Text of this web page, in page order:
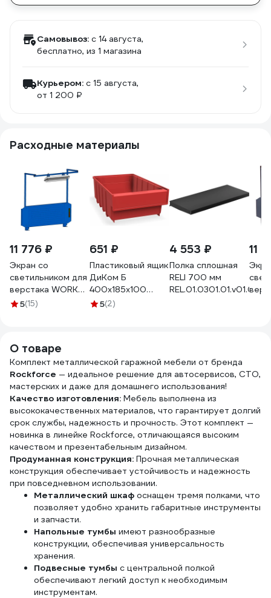
Самовывоз: c 14 августа,
бесплатно, из 1 магазина
Курьером: c 15 августа,
от 1 200 ₽
Расходные материалы
11 776 ₽
Экран со
светильником для
верстака WORK
W-1800
5(15)
651 ₽
Пластиковый ящик
ДиКом Б
400х185х100
красный 18.2014-
5(2)
4 553 ₽
Полка сплошная
RELI 700 мм
11
О товаре
Комплект металлической гаражной мебели от бренда
Rockforce — идеальное решение для автосервисов, СТО,
мастерских и даже для домашнего использования!
Качество изготовления: Мебель выполнена из
высококачественных материалов, что гарантирует долгий
срок службы, надежность и прочность. Этот комплект —
новинка в линейке Rockforce, отличающаяся высоким
качеством и презентабельным дизайном.
Продуманная конструкция: Прочная металлическая
конструкция обеспечивает устойчивость и надежность
при повседневном использовании.
Металлический шкаф оснащен тремя полками, что
позволяет удобно хранить габаритные инструменты
и запчасти.
Напольные тумбы имеют разнообразные
конструкции, обеспечивая универсальность
хранения.
Подвесные тумбы с центральной полкой
обеспечивают легкий доступ к необходимым
инструментам.